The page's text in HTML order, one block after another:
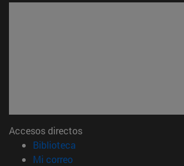
Accesos directos
Biblioteca
Mi correo(abre en nueva ventana)